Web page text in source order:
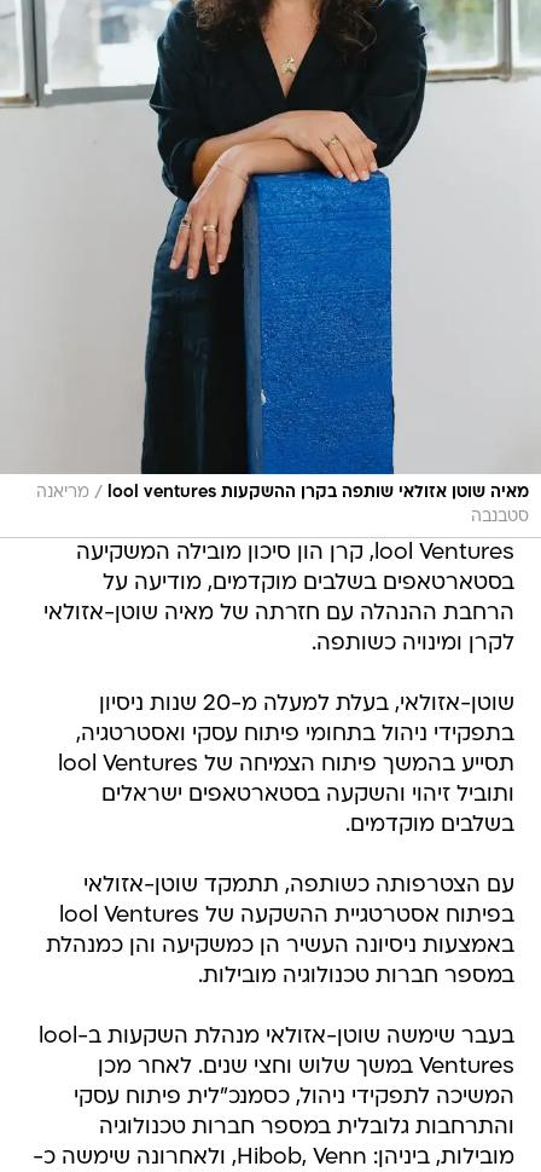
מאיה שוטן אזולאי שותפה בקרן ההשקעות lool ventures / מריאנה
סטבנבה
lool Ventures, קרן הון סיכון מובילה המשקיעה
בסטארטאפים בשלבים מוקדמים, מודיעה על
הרחבת ההנהלה עם חזרתה של מאיה שוטן-אזולאי
לקרן ומינויה כשותפה.
שוטן-אזולאי, בעלת למעלה מ-20 שנות ניסיון
בתפקידי ניהול בתחומי פיתוח עסקי ואסטרטגיה,
תסייע בהמשך פיתוח הצמיחה של lool Ventures
ותוביל זיהוי והשקעה בסטארטאפים ישראלים
בשלבים מוקדמים.
עם הצטרפותה כשותפה, תתמקד שוטן-אזולאי
בפיתוח אסטרטגיית ההשקעה של lool Ventures
באמצעות ניסיונה העשיר הן כמשקיעה והן כמנהלת
במספר חברות טכנולוגיה מובילות.
בעבר שימשה שוטן-אזולאי מנהלת השקעות ב-lool
Ventures במשך שלוש וחצי שנים. לאחר מכן
המשיכה לתפקידי ניהול, כסמנכ"לית פיתוח עסקי
והתרחבות גלובלית במספר חברות טכנולוגיה
מובילות, ביניהן: Hibob, Venn, ולאחרונה שימשה כ-